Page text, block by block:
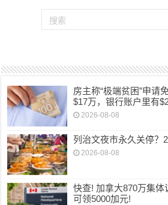
房主称“极端贫困”申请
$17万，银行账户里有
2026-08-08
列治文夜市永久关停？
2026-08-08
快查! 加拿大870万集
可领5000加元!